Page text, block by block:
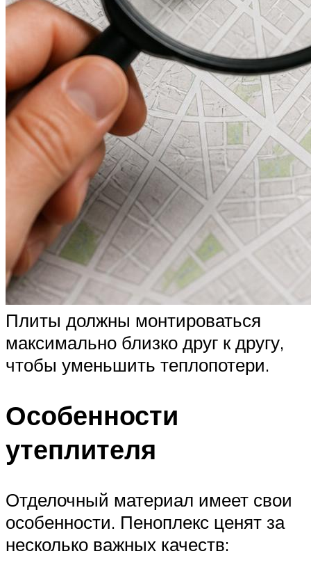
Плиты должны монтироваться
максимально близко друг к другу,
чтобы уменьшить теплопотери.
Особенности
утеплителя
Отделочный материал имеет свои
особенности. Пеноплекс ценят за
несколько важных качеств: